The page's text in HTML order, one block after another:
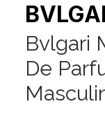
Bvlgari
De